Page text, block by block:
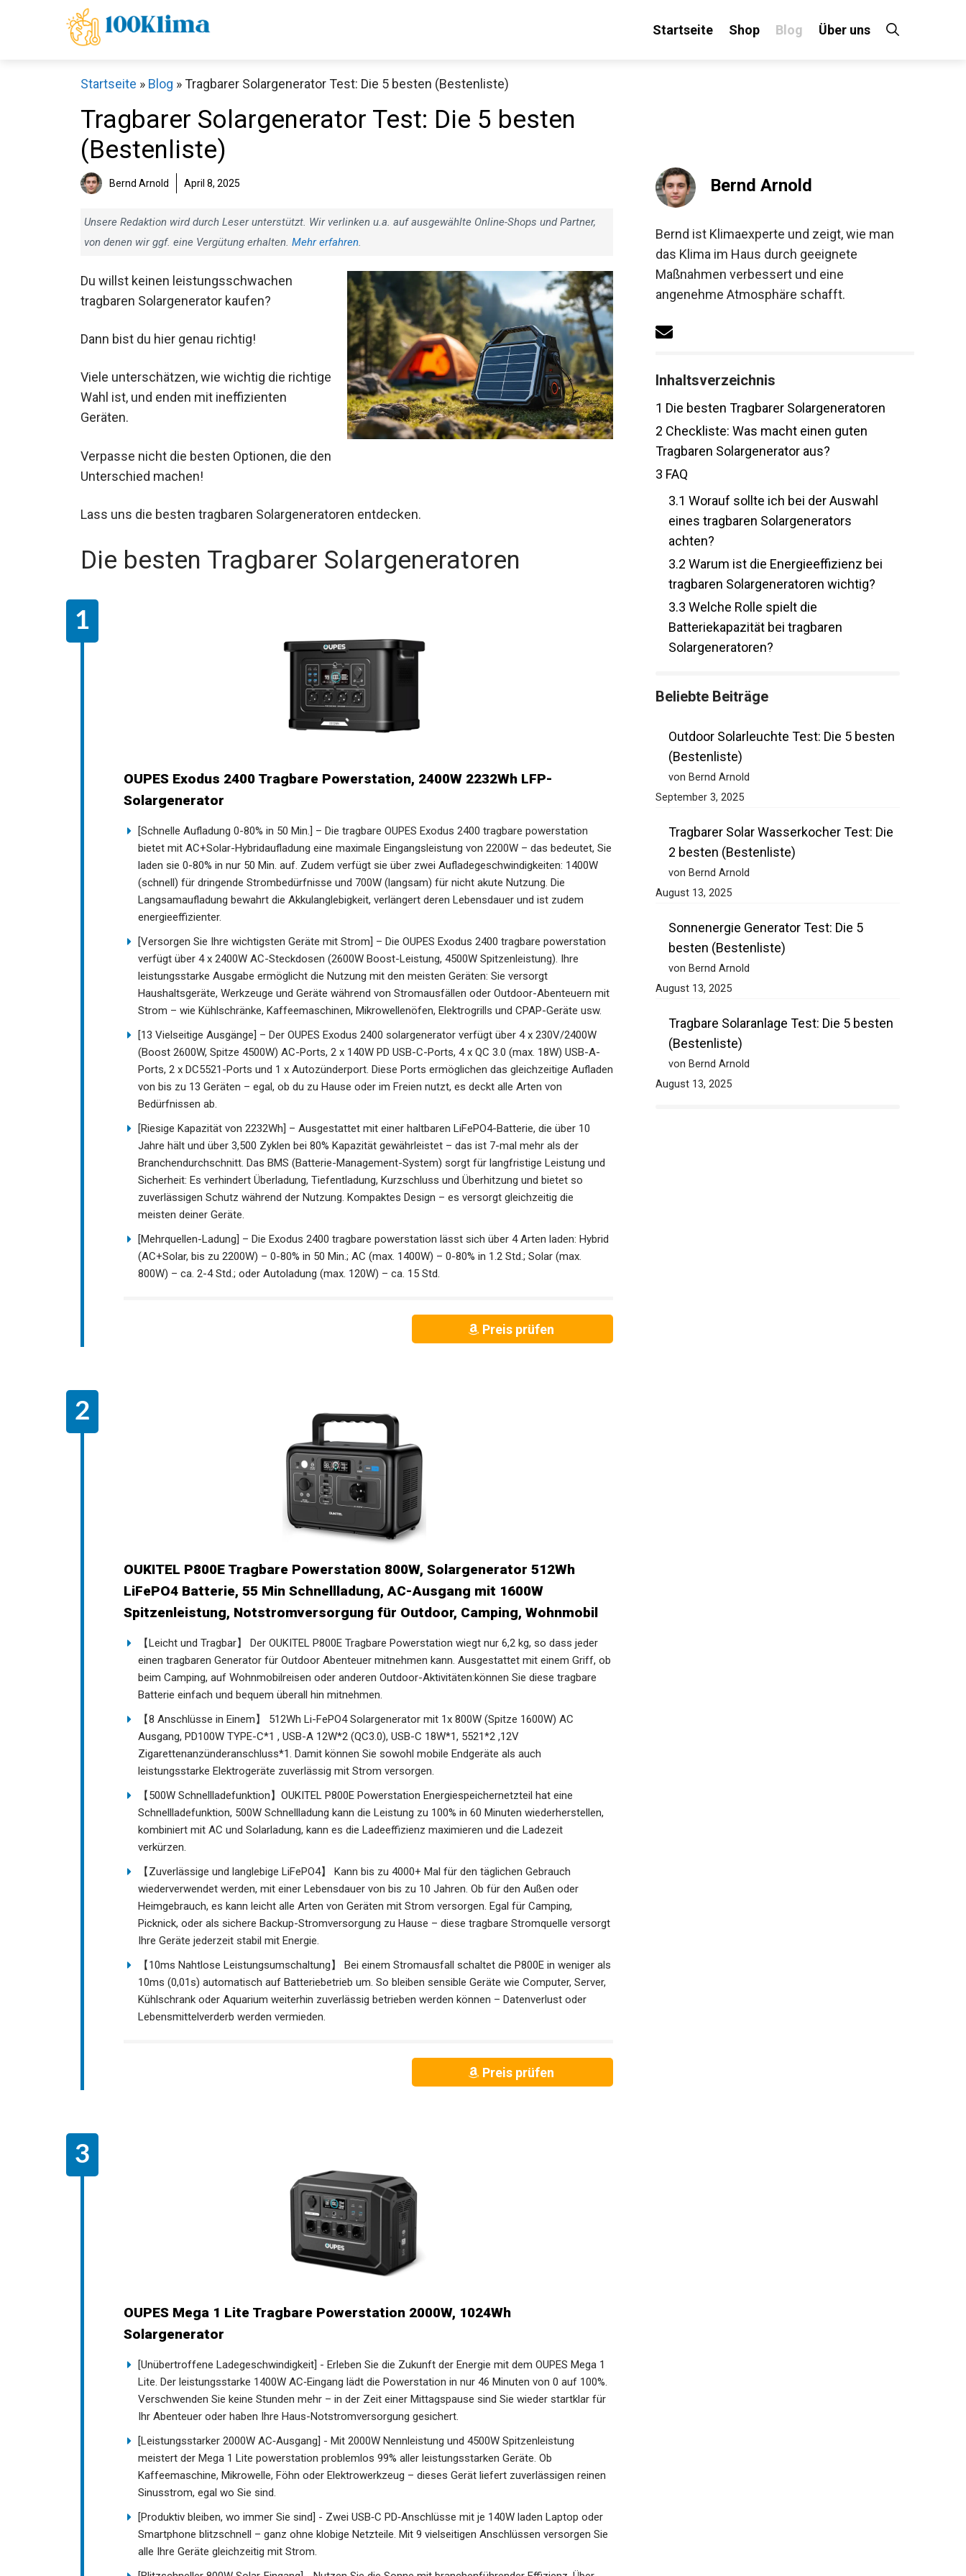
Startseite Shop Blog Über uns
Startseite » Blog »Tragbarer Solargenerator Test: Die 5 besten (Bestenliste)
Tragbarer Solargenerator Test: Die 5 besten
(Bestenliste)
Bernd Arnold April 8, 2025
Unsere Redaktion wird durch Leser unterstützt. Wir verlinken u.a. auf ausgewählte Online-Shops und Partner,
von denen wir ggf. eine Vergütung erhalten. Mehr erfahren.
Du willst keinen leistungsschwachen
tragbaren Solargenerator kaufen?
Dann bist du hier genau richtig!
Viele unterschätzen, wie wichtig die richtige
Wahl ist, und enden mit ineffizienten
Geräten.
Verpasse nicht die besten Optionen, die den
Unterschied machen!
Lass uns die besten tragbaren Solargeneratoren entdecken.
Die besten Tragbarer Solargeneratoren
OUPES Exodus 2400 Tragbare Powerstation, 2400W 2232Wh LFP-
Solargenerator
[Schnelle Aufladung 0-80% in 50 Min.] – Die tragbare OUPES Exodus 2400 tragbare powerstation
bietet mit AC+Solar-Hybridaufladung eine maximale Eingangsleistung von 2200W – das bedeutet, Sie
laden sie 0-80% in nur 50 Min. auf. Zudem verfügt sie über zwei Aufladegeschwindigkeiten: 1400W
(schnell) für dringende Strombedürfnisse und 700W (langsam) für nicht akute Nutzung. Die
Langsamaufladung bewahrt die Akkulanglebigkeit, verlängert deren Lebensdauer und ist zudem
energieeffizienter.
[Versorgen Sie Ihre wichtigsten Geräte mit Strom] – Die OUPES Exodus 2400 tragbare powerstation
verfügt über 4 x 2400W AC-Steckdosen (2600W Boost-Leistung, 4500W Spitzenleistung). Ihre
leistungsstarke Ausgabe ermöglicht die Nutzung mit den meisten Geräten: Sie versorgt
Haushaltsgeräte, Werkzeuge und Geräte während von Stromausfällen oder Outdoor-Abenteuern mit
Strom – wie Kühlschränke, Kaffeemaschinen, Mikrowellenöfen, Elektrogrills und CPAP-Geräte usw.
[13 Vielseitige Ausgänge] – Der OUPES Exodus 2400 solargenerator verfügt über 4 x 230V/2400W
(Boost 2600W, Spitze 4500W) AC-Ports, 2 x 140W PD USB-C-Ports, 4 x QC 3.0 (max. 18W) USB-A-
Ports, 2 x DC5521-Ports und 1 x Autozünderport. Diese Ports ermöglichen das gleichzeitige Aufladen
von bis zu 13 Geräten – egal, ob du zu Hause oder im Freien nutzt, es deckt alle Arten von
Bedürfnissen ab.
[Riesige Kapazität von 2232Wh] – Ausgestattet mit einer haltbaren LiFePO4-Batterie, die über 10
Jahre hält und über 3,500 Zyklen bei 80% Kapazität gewährleistet – das ist 7-mal mehr als der
Branchendurchschnitt. Das BMS (Batterie-Management-System) sorgt für langfristige Leistung und
Sicherheit: Es verhindert Überladung, Tiefentladung, Kurzschluss und Überhitzung und bietet so
zuverlässigen Schutz während der Nutzung. Kompaktes Design – es versorgt gleichzeitig die
meisten deiner Geräte.
[Mehrquellen-Ladung] – Die Exodus 2400 tragbare powerstation lässt sich über 4 Arten laden: Hybrid
(AC+Solar, bis zu 2200W) – 0-80% in 50 Min.; AC (max. 1400W) – 0-80% in 1.2 Std.; Solar (max.
800W) – ca. 2-4 Std.; oder Autoladung (max. 120W) – ca. 15 Std.
Preis prüfen
OUKITEL P800E Tragbare Powerstation 800W, Solargenerator 512Wh
LiFePO4 Batterie, 55 Min Schnellladung, AC-Ausgang mit 1600W
Spitzenleistung, Notstromversorgung für Outdoor, Camping, Wohnmobil
【Leicht und Tragbar】 Der OUKITEL P800E Tragbare Powerstation wiegt nur 6,2 kg, so dass jeder
einen tragbaren Generator für Outdoor Abenteuer mitnehmen kann. Ausgestattet mit einem Griff, ob
beim Camping, auf Wohnmobilreisen oder anderen Outdoor-Aktivitäten:können Sie diese tragbare
Batterie einfach und bequem überall hin mitnehmen.
【8 Anschlüsse in Einem】 512Wh Li-FePO4 Solargenerator mit 1x 800W (Spitze 1600W) AC
Ausgang, PD100W TYPE-C*1 , USB-A 12W*2 (QC3.0), USB-C 18W*1, 5521*2 ,12V
Zigarettenanzünderanschluss*1. Damit können Sie sowohl mobile Endgeräte als auch
leistungsstarke Elektrogeräte zuverlässig mit Strom versorgen.
【500W Schnellladefunktion】OUKITEL P800E Powerstation Energiespeichernetzteil hat eine
Schnellladefunktion, 500W Schnellladung kann die Leistung zu 100% in 60 Minuten wiederherstellen,
kombiniert mit AC und Solarladung, kann es die Ladeeffizienz maximieren und die Ladezeit
verkürzen.
【Zuverlässige und langlebige LiFePO4】 Kann bis zu 4000+ Mal für den täglichen Gebrauch
wiederverwendet werden, mit einer Lebensdauer von bis zu 10 Jahren. Ob für den Außen oder
Heimgebrauch, es kann leicht alle Arten von Geräten mit Strom versorgen. Egal für Camping,
Picknick, oder als sichere Backup-Stromversorgung zu Hause – diese tragbare Stromquelle versorgt
Ihre Geräte jederzeit stabil mit Energie.
【10ms Nahtlose Leistungsumschaltung】 Bei einem Stromausfall schaltet die P800E in weniger als
10ms (0,01s) automatisch auf Batteriebetrieb um. So bleiben sensible Geräte wie Computer, Server,
Kühlschrank oder Aquarium weiterhin zuverlässig betrieben werden können – Datenverlust oder
Lebensmittelverderb werden vermieden.
Preis prüfen
OUPES Mega 1 Lite Tragbare Powerstation 2000W, 1024Wh
Solargenerator
[Unübertroffene Ladegeschwindigkeit] - Erleben Sie die Zukunft der Energie mit dem OUPES Mega 1
Lite. Der leistungsstarke 1400W AC‑Eingang lädt die Powerstation in nur 46 Minuten von 0 auf 100%.
Verschwenden Sie keine Stunden mehr – in der Zeit einer Mittagspause sind Sie wieder startklar für
Ihr Abenteuer oder haben Ihre Haus-Notstromversorgung gesichert.
[Leistungsstarker 2000W AC‑Ausgang] - Mit 2000W Nennleistung und 4500W Spitzenleistung
meistert der Mega 1 Lite powerstation problemlos 99% aller leistungsstarken Geräte. Ob
Kaffeemaschine, Mikrowelle, Föhn oder Elektrowerkzeug – dieses Gerät liefert zuverlässigen reinen
Sinusstrom, egal wo Sie sind.
[Produktiv bleiben, wo immer Sie sind] - Zwei USB‑C PD‑Anschlüsse mit je 140W laden Laptop oder
Smartphone blitzschnell – ganz ohne klobige Netzteile. Mit 9 vielseitigen Anschlüssen versorgen Sie
alle Ihre Geräte gleichzeitig mit Strom.
Bernd Arnold
Bernd ist Klimaexperte und zeigt, wie man
das Klima im Haus durch geeignete
Maßnahmen verbessert und eine
angenehme Atmosphäre schafft.
Inhaltsverzeichnis
1 Die besten Tragbarer Solargeneratoren
2 Checkliste: Was macht einen guten
Tragbaren Solargenerator aus?
3 FAQ
3.1 Worauf sollte ich bei der Auswahl
eines tragbaren Solargenerators
achten?
3.2 Warum ist die Energieeffizienz bei
tragbaren Solargeneratoren wichtig?
3.3 Welche Rolle spielt die
Batteriekapazität bei tragbaren
Solargeneratoren?
Beliebte Beiträge
Outdoor Solarleuchte Test: Die 5 besten
(Bestenliste)
von Bernd Arnold
September 3, 2025
Tragbarer Solar Wasserkocher Test: Die
2 besten (Bestenliste)
von Bernd Arnold
August 13, 2025
Sonnenergie Generator Test: Die 5
besten (Bestenliste)
von Bernd Arnold
August 13, 2025
Tragbare Solaranlage Test: Die 5 besten
(Bestenliste)
von Bernd Arnold
August 13, 2025